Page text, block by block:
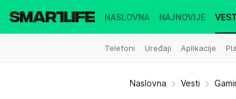
NASLOVNA NAJNOVIJE
Telefoni Uređaji Aplikacije
Naslovna Vesti